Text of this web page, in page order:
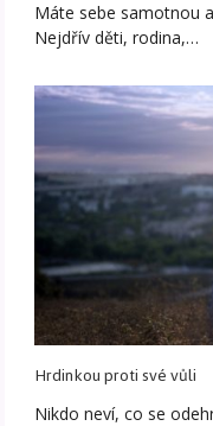
Máte sebe samotnou
Nejdřív děti, rodina,…
Hrdinkou proti své vůli
Nikdo neví, co se